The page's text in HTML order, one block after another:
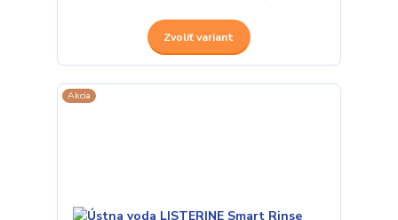
Zvoliť variant
Akcia